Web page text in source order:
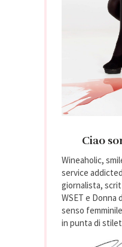
Ciao
Wineaholic,
service
giornalista,
WSET e Donna
senso
in punta di